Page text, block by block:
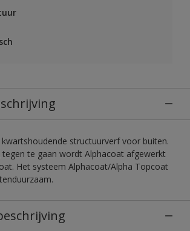
structuurverf voor buiten.
tegen te gaan wordt Alphacoat afgewerkt
Het systeem Alphacoat/Alpha Topcoat